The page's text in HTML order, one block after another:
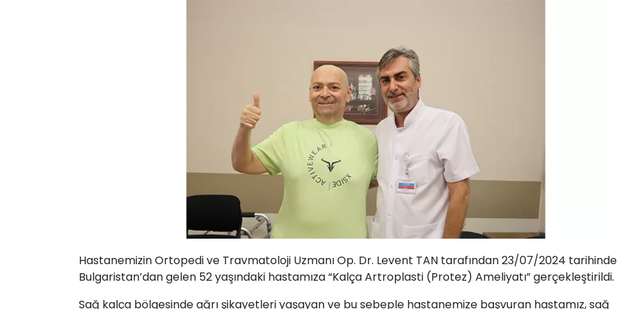
Hastanemizin Ortopedi ve Travmatoloji Uzmanı Op. Dr. Levent TAN tarafından 23/07/2024 tarihinde
Bulgaristan’dan gelen 52 yaşındaki hastamıza “Kalça Artroplasti (Protez) Ameliyatı” gerçekleştirildi.
Sağ kalça bölgesinde ağrı şikayetleri yaşayan ve bu sebeple hastanemize başvuran hastamız, sağ